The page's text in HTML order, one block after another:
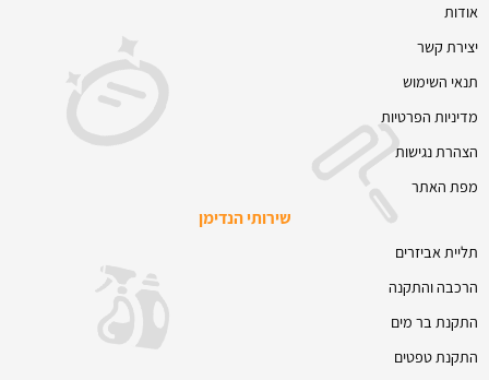
אודות
יצירת קשר
תנאי השימוש
מדיניות הפרטיות
הצהרת נגישות
מפת האתר
שירותי הנדימן
תליית אביזרים
הרכבה והתקנה
התקנת בר מים
התקנת טפטים